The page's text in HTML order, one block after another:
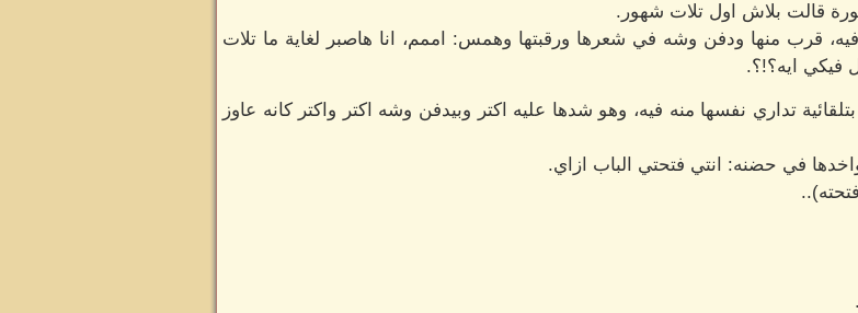
قالت بلاش اول تلات شهور.
قرب منها ودفن وشه في شعرها ورقبتها وهمس: اممم، انا هاصبر لغاية ما تلات
فيكي ايه؟!؟.
تداري نفسها منه فيه، وهو شدها عليه اكتر وبيدفن وشه اكتر واكتر كانه عاوز
في حضنه: انتي فتحتي الباب ازاي.